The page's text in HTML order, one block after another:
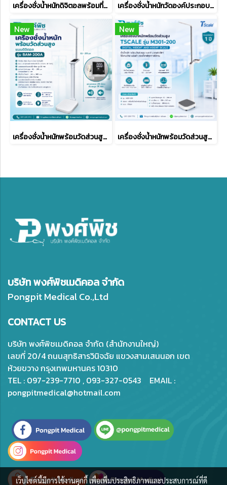
เครื่องชั่งน้ำหนักดิจิตอลพร้อมที่วัดส่วนสูง ZEPPER รุ่น MK250C (คำนวณค่า BMI) เครื่องชั่งน้ำหนักวัดองค์ประกอบร่างกาย OMRON รุ่น HBF-702T
New
เครื่องชั่งน้ำหนักพร้อมวัดส่วนสูง แบบดิจิตอล BAM รุ่น BAM-200A
New
เครื่องชั่งน้ำหนักพร้อมวัดส่วนสูง TSCALE รุ่น M301-200
บริษัท พงศ์พิชเมดิคอล จำกัด
Pongpit Medical Co.,Ltd
CONTACT US
บริษัท พงศ์พิชเมดิคอล จำกัด (สำนักงานใหญ่)
เลขที่ 20/4 ถนนสุทธิสารวินิจฉัย แขวงสามเสนนอก เขต
ห้วยขวาง กรุงเทพมหานคร 10310
TEL : 097-239-7710 , 093-327-0543 EMAIL :
pongpitmedical@hotmail.com
เว็บไซต์นี้มีการใช้งานคุกกี้ เพื่อเพิ่มประสิทธิภาพและประสบการณ์ที่ดี